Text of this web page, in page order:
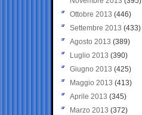
Ottobre 2013 (446)
Settembre 2013 (433)
Agosto 2013 (389)
Luglio 2013 (390)
Giugno 2013 (425)
Maggio 2013 (413)
Aprile 2013 (345)
Marzo 2013 (372)